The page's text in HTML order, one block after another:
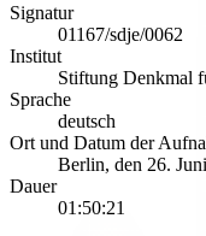
Signatur
01167/sdje/0062
Institut
Stiftung Denkmal
Sprache
deutsch
Ort und Datum der
Berlin, den 26.
Dauer
01:50:21